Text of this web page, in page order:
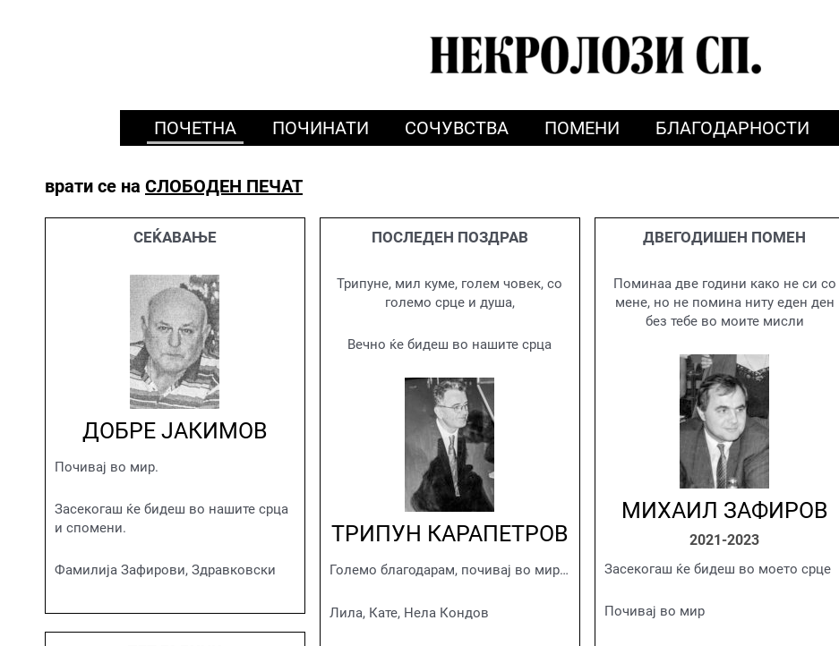
ПОЧЕТНА ПОЧИНАТИ СОЧУВСТВА ПОМЕНИ БЛАГОДАРНОСТИ
врати се на СЛОБОДЕН ПЕЧАТ
СЕЌАВАЊЕ
ДОБРЕ ЈАКИМОВ
Почивај во мир.
Засекогаш ќе бидеш во нашите срца
и спомени.
Фамилија Зафирови, Здравковски
ПОСЛЕДЕН ПОЗДРАВ
Трипуне, мил куме, голем човек, со
големо срце и душа,
Вечно ќе бидеш во нашите срца
ТРИПУН КАРАПЕТРОВ
Големо благодарам, почивај во мир…
Лила, Кате, Нела Кондов
ДВЕГОДИШЕН ПОМЕН
Поминаа две години како не си со
мене, но не помина ниту еден ден
без тебе во моите мисли
МИХАИЛ ЗАФИРОВ
2021-2023
Засекогаш ќе бидеш во моето срце
Почивај во мир